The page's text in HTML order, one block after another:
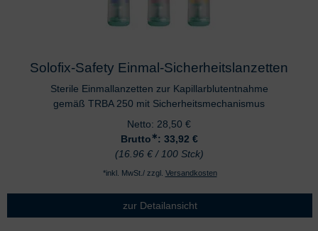
Solofix-Safety Einmal-Sicherheitslanzetten
Sterile Einmallanzetten zur Kapillarblutentnahme
gemäß TRBA 250 mit Sicherheitsmechanismus
Netto: 28,50 €
Brutto∗: 33,92 €
(16.96 € / 100 Stck)
*inkl. MwSt./ zzgl. Versandkosten
zur Detailansicht